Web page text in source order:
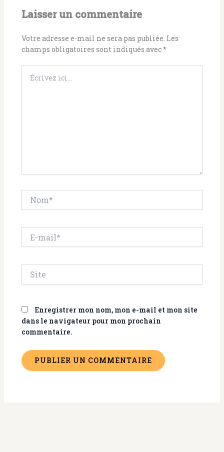
Laisser un commentaire
Votre adresse e-mail ne sera pas publiée. Les
champs obligatoires sont indiqués avec*
ici…
mail*
Enregistrer mon nom, mon e-mail et mon site
dans le navigateur pour mon prochain
commentaire.